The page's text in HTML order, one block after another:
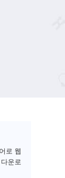
로 웹
운로